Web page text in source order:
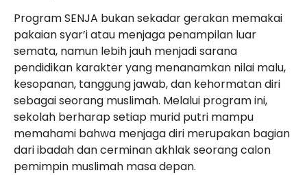
Program SENJA bukan sekadar gerakan memakai
pakaian syar’i atau menjaga penampilan luar
semata, namun lebih jauh menjadi sarana
pendidikan karakter yang menanamkan nilai malu,
kesopanan, tanggung jawab, dan kehormatan diri
sebagai seorang muslimah. Melalui program ini,
sekolah berharap setiap murid putri mampu
memahami bahwa menjaga diri merupakan bagian
dari ibadah dan cerminan akhlak seorang calon
pemimpin muslimah masa depan.